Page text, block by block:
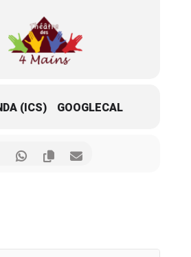
(ICS) GOOGLECAL